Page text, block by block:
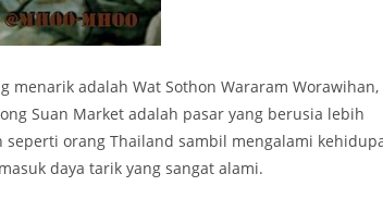
menarik adalah Wat Sothon Wararam Worawihan,
Suan Market adalah pasar yang berusia lebih
orang Thailand sambil mengalami
daya tarik yang sangat alami.